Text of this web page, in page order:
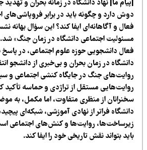
ما| نهاد دانشگاه در زمانه بحران و تهدید
دارد و چگونه باید در برابر فروپاشی‌های
و آگاهانه‌ای ایفا کند؟ این سؤال بهانه نشست
اجتماعی دانشگاه در زمان جنگ» شد.
دانشجویی حوزه علوم اجتماعی، در پاسخ به این
در زمان بحران و بی‌خبری از دانشجو انتقاد
جنگ در جایگاه کنشی اجتماعی و سیاسی
مستقل از تراژدی و حماسه تأکید
از منظری متفاوت، اما مکمل، به موضوع
فراتر از نهادی آموزشی، شبکه‌ای پیچیده از
روایت‌ها و کنش‌های اجتماعی است که
بتواند نقش تاریخی خود را ایفا کند.